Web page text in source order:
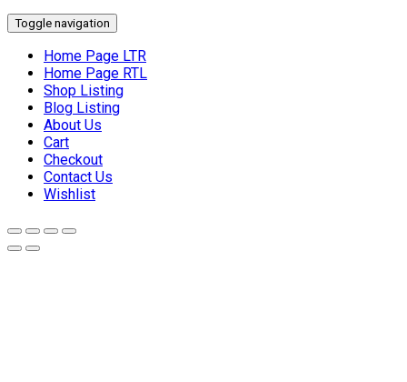
Toggle navigation
Home Page LTR
Home Page RTL
Shop Listing
Blog Listing
About Us
Cart
Checkout
Contact Us
Wishlist